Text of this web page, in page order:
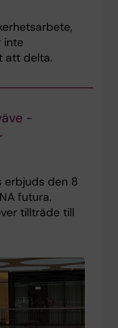
inte
att delta.
-
erbjuds den 8
futura.
tillträde till